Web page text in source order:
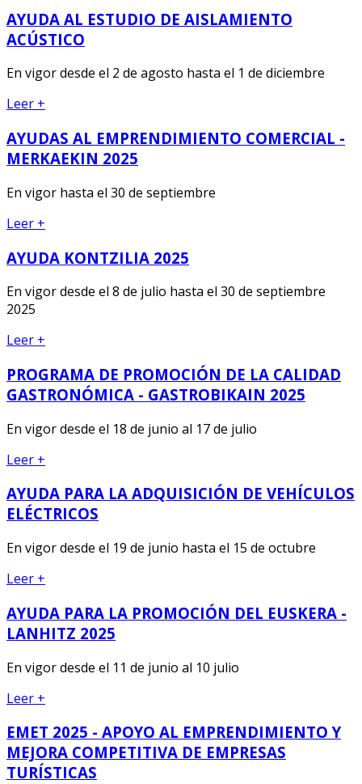
AYUDA AL ESTUDIO DE AISLAMIENTO
ACÚSTICO
En vigor desde el 2 de agosto hasta el 1 de diciembre
Leer +
AYUDAS AL EMPRENDIMIENTO COMERCIAL -
MERKAEKIN 2025
En vigor hasta el 30 de septiembre
Leer +
AYUDA KONTZILIA 2025
En vigor desde el 8 de julio hasta el 30 de septiembre
2025
Leer +
PROGRAMA DE PROMOCIÓN DE LA CALIDAD
GASTRONÓMICA - GASTROBIKAIN 2025
En vigor desde el 18 de junio al 17 de julio
Leer +
AYUDA PARA LA ADQUISICIÓN DE VEHÍCULOS
ELÉCTRICOS
En vigor desde el 19 de junio hasta el 15 de octubre
Leer +
AYUDA PARA LA PROMOCIÓN DEL EUSKERA -
LANHITZ 2025
En vigor desde el 11 de junio al 10 julio
Leer +
EMET 2025 - APOYO AL EMPRENDIMIENTO Y
MEJORA COMPETITIVA DE EMPRESAS
TURÍSTICAS